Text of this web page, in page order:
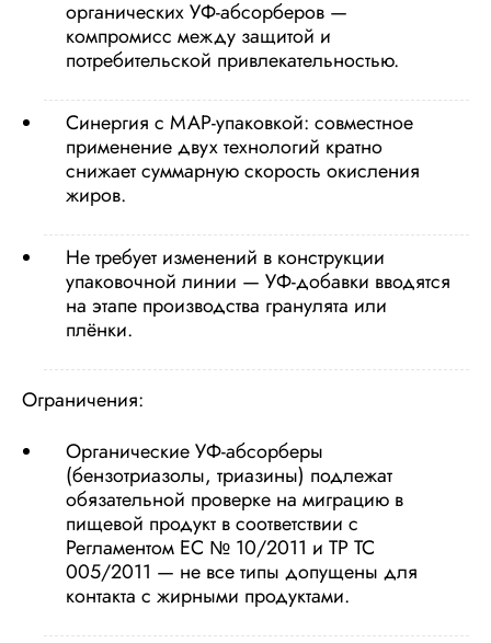
органических УФ-абсорберов —
компромисс между защитой и
потребительской привлекательностью.
Синергия с МАР-упаковкой: совместное
применение двух технологий кратно
снижает суммарную скорость окисления
жиров.
Не требует изменений в конструкции
упаковочной линии — УФ-добавки вводятся
на этапе производства гранулята или
плёнки.
Ограничения:
Органические УФ-абсорберы
(бензотриазолы, триазины) подлежат
обязательной проверке на миграцию в
пищевой продукт в соответствии с
Регламентом ЕС № 10/2011 и ТР ТС
005/2011 — не все типы допущены для
контакта с жирными продуктами.